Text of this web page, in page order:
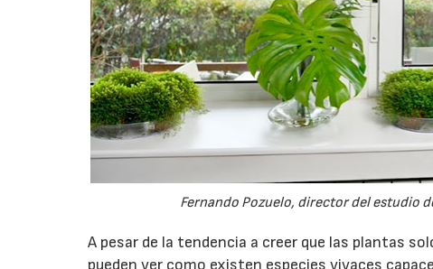
Fernando Pozuelo, director del estudio
A pesar de la tendencia a creer que las plantas